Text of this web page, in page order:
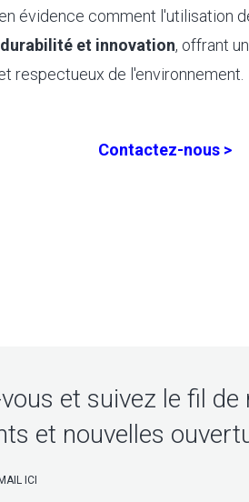
évidence comment l'utilisation
et innovation, offrant
respectueux de l'environnement.
Contactez-nous >
et suivez le fil
et nouvelles